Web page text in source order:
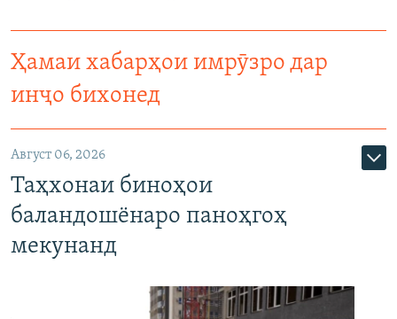
Ҳамаи хабарҳои имрӯзро дар
инҷо бихонед
Август 06, 2026
Таҳхонаи биноҳои
баландошёнаро паноҳгоҳ
мекунанд